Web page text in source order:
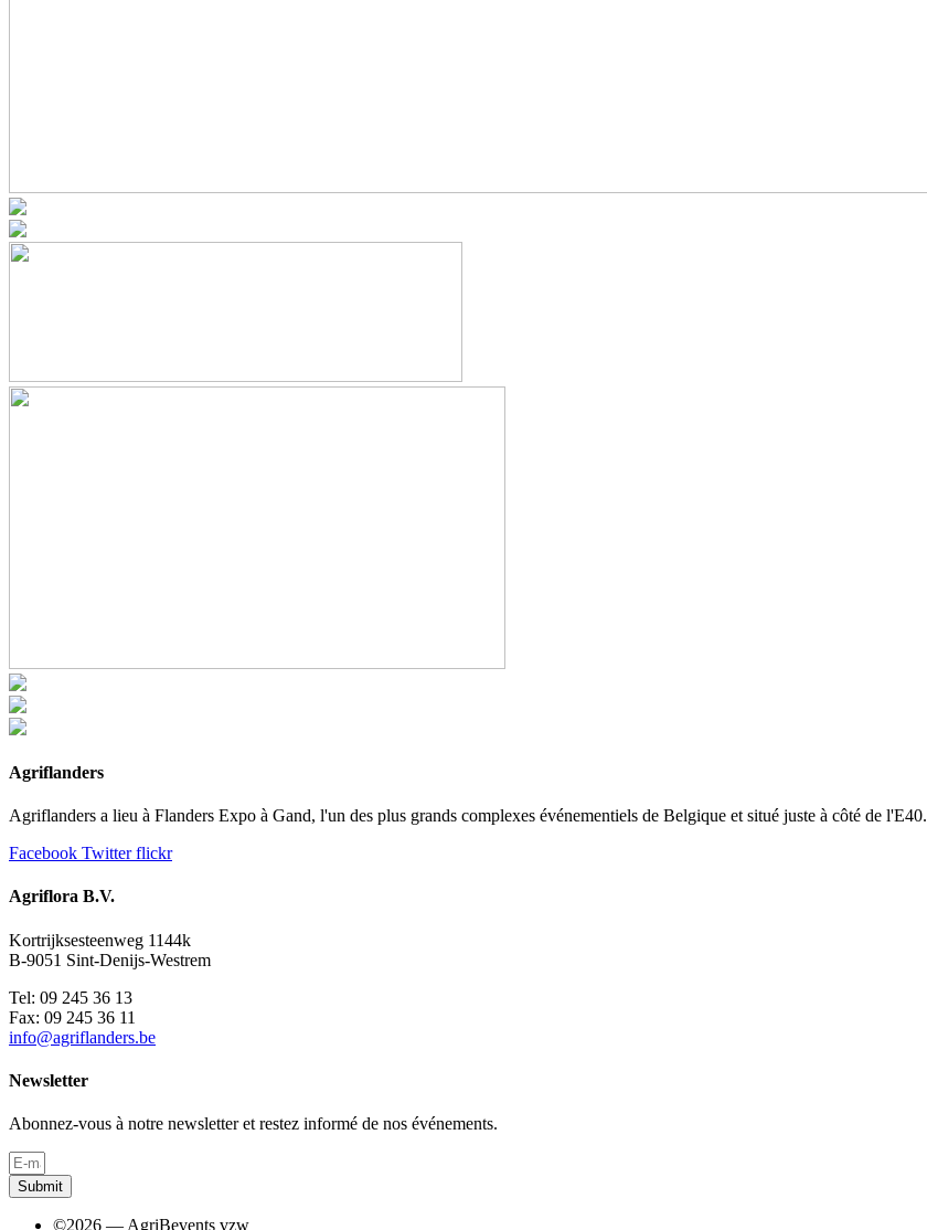
Agriflanders
Agriflanders a lieu à Flanders Expo à Gand, l'un des plus grands complexes événementiels de Belgique et situé juste à côté de l'E40.
Facebook Twitter flickr
Agriflora B.V.
Kortrijksesteenweg 1144k
B-9051 Sint-Denijs-Westrem
Tel: 09 245 36 13
Fax: 09 245 36 11
info@agriflanders.be
Newsletter
Abonnez-vous à notre newsletter et restez informé de nos événements.
Submit
©2026 — AgriBevents vzw